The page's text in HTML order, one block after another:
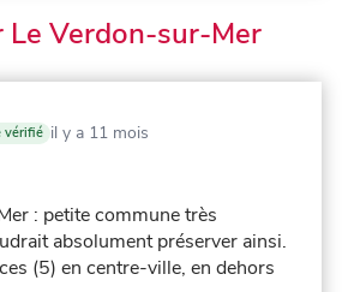
Le Verdon-sur-Mer
vérifié il y a 11 mois
: petite commune très
absolument préserver ainsi.
(5) en centre-ville, en dehors